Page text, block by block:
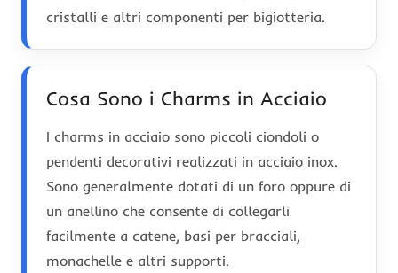
cristalli e altri componenti per bigiotteria.
Cosa Sono i Charms in Acciaio
I charms in acciaio sono piccoli ciondoli o
pendenti decorativi realizzati in acciaio inox.
Sono generalmente dotati di un foro oppure di
un anellino che consente di collegarli
facilmente a catene, basi per bracciali,
monachelle e altri supporti.